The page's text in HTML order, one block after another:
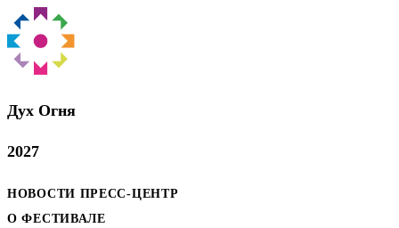
Дух Oгня
2027
НОВОСТИ ПРЕСС-ЦЕНТР
О ФЕСТИВАЛЕ